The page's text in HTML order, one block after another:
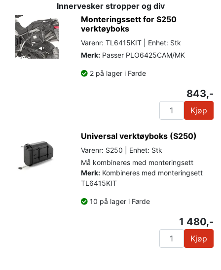
Innervesker stropper og div
Monteringssett for S250
verktøyboks
Varenr: TL6415KIT | Enhet: Stk
Merk: Passer PLO6425CAM/MK
2 på lager i Førde
843,-
Kjøp
Universal verktøyboks (S250)
Varenr: S250 | Enhet: Stk
Må kombineres med monteringsett
Merk: Kombineres med monteringsett
TL6415KIT
10 på lager i Førde
1 480,-
Kjøp